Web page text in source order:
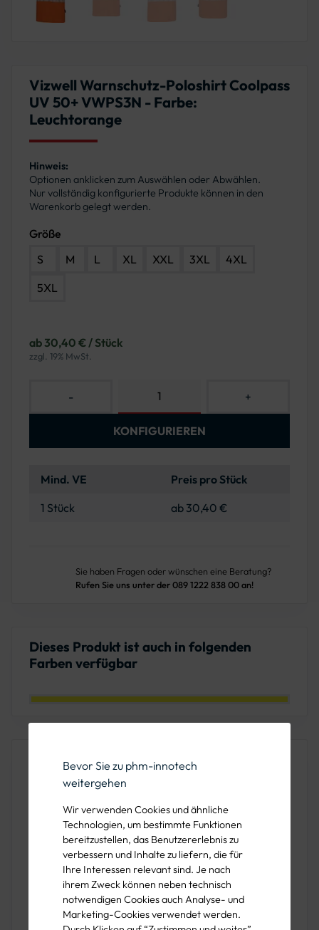
Bevor Sie zu phm-innotech
weitergehen
Wir verwenden Cookies und ähnliche
Technologien, um bestimmte Funktionen
bereitzustellen, das Benutzererlebnis zu
verbessern und Inhalte zu liefern, die für
Ihre Interessen relevant sind. Je nach
ihrem Zweck können neben technisch
notwendigen Cookies auch Analyse- und
Marketing-Cookies verwendet werden.
Vizwell Warnschutz-Poloshirt Coolpass
UV 50+ VWPS3N - Farbe:
Leuchtorange
Hinweis:
Optionen anklicken zum Auswählen oder Abwählen.
Nur vollständig konfigurierte Produkte können in den
Warenkorb gelegt werden.
Größe
S
M L XL XXL 3XL
4XL
5XL
ab 30,40 € / Stück
zzgl. 19% MwSt.
- +
KONFIGURIEREN
Mind. VE
Preis pro Stück
1 Stück
ab 30,40 €
Sie haben Fragen oder wünschen eine Beratung?
Rufen Sie uns unter der 089 1222 838 00 an!
Dieses Produkt ist auch in folgenden
Farben verfügbar
Produktbeschreibung
Das Vizwell Coolpass Poloshirt VWPS3N
Maßstäbe in Sachen Komfort und Sichtbarkeit bei der
Arbeit. Mit innovativem CoolPass-Material und Birdseye-
Gewebe für exzellentes Feuchtigkeitsmanagement und
Atmungsaktivität. Zertifiziert nachDIN EN ISO 13688:2013
DIN EN ISO 20471:2013, Klasse 2, vereint es
Funktionalität mit Sicherheit.
Konstruktion und Material